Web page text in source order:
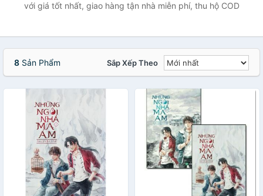
với giá tốt nhất, giao hàng tận nhà miễn phí, thu hộ COD
8 Sản Phẩm Sắp Xếp Theo